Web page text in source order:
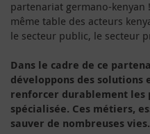
partenariat germano-
même table des acteurs
le secteur public, le secteur
Dans le cadre de ce
développons des solutions
renforcer durablement les
spécialisée. Ces métiers,
sauver de nombreuses vies.